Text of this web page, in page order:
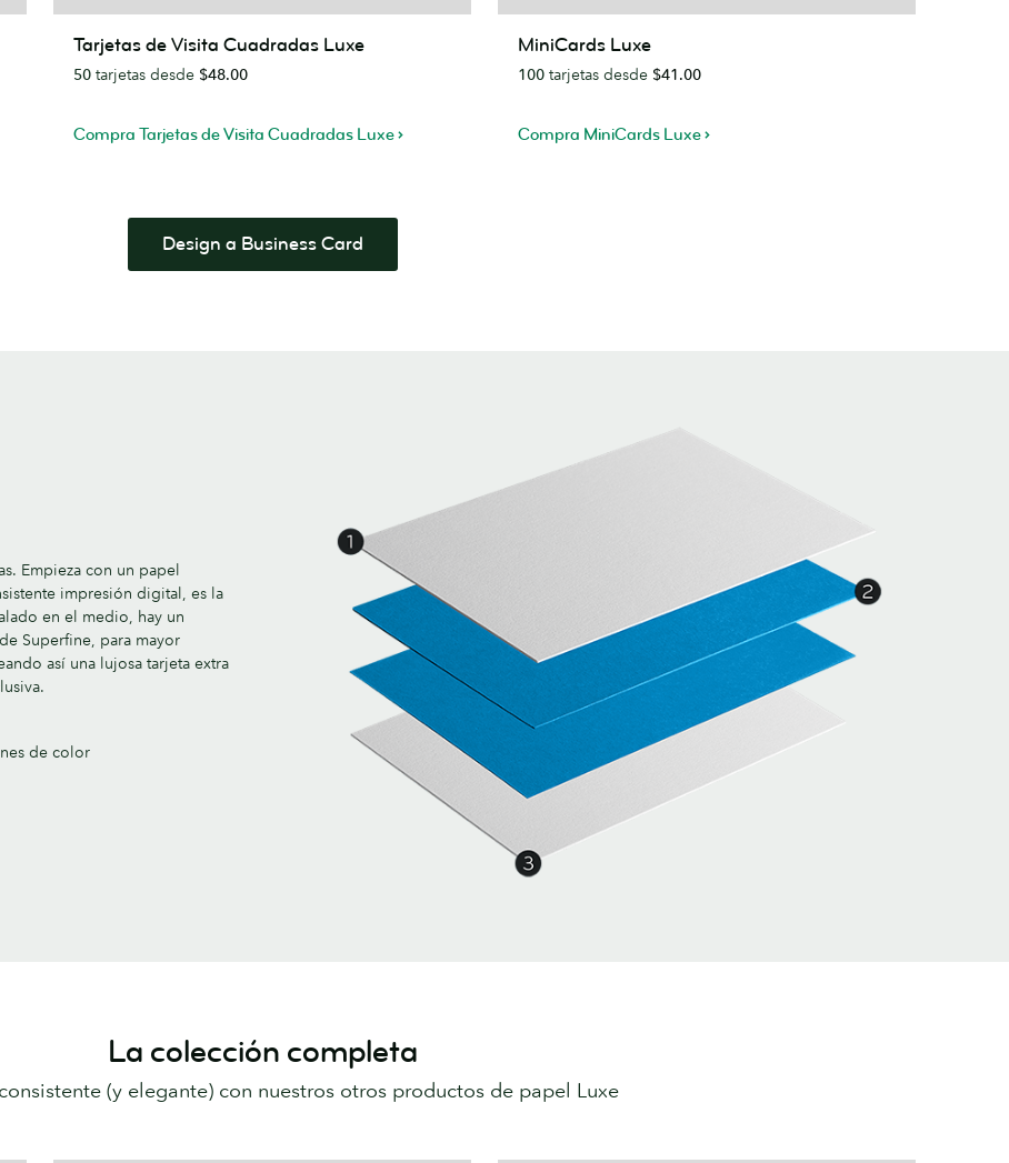
Visita
Luxe
Tarjetas de Visita Cuadradas Luxe
50 tarjetas desde $48.00
Compra Tarjetas de Visita Cuadradas Luxe
LuxeMiniCards Luxe
100 tarjetas desde $41.00
Compra MiniCards Luxe
Design a Business Card
Empieza con un papel
impresión digital, es la
en el medio, hay un
Superfine, para mayor
así una lujosa tarjeta extra
de color
La colección completa
(y elegante) con nuestros otros productos de papel Luxe